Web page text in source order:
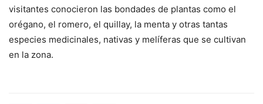
visitantes conocieron las bondades de plantas como el
orégano, el romero, el quillay, la menta y otras tantas
especies medicinales, nativas y melíferas que se cultivan
en la zona.